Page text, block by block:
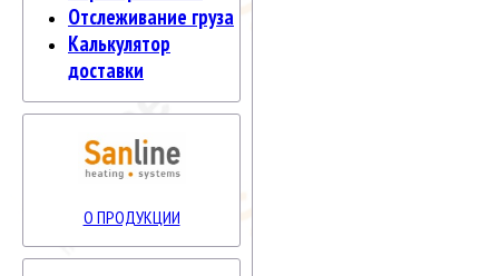
Отслеживание груза
Калькулятор
доставки
О ПРОДУКЦИИ